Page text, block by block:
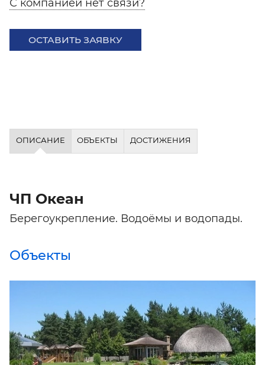
С компанией нет связи?
ОСТАВИТЬ ЗАЯВКУ
ОПИСАНИЕ ОБЪЕКТЫ ДОСТИЖЕНИЯ
ЧП Океан
Берегоукрепление. Водоёмы и водопады.
Объекты